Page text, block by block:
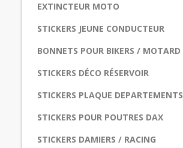
EXTINCTEUR MOTO
STICKERS JEUNE CONDUCTEUR
BONNETS POUR BIKERS / MOTARD
STICKERS DÉCO RÉSERVOIR
STICKERS PLAQUE DEPARTEMENTS
STICKERS POUR POUTRES DAX
STICKERS DAMIERS / RACING